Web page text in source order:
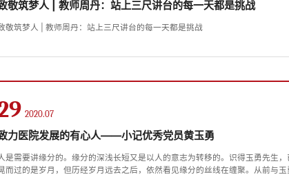
敬筑梦人 | 教师周丹：站上三尺讲台的每一天都是挑战
敬筑梦人 | 教师周丹：站上三尺讲台的每一天都是挑战
2020.07
力医院发展的有心人——小记优秀党员黄玉勇
是需要讲缘分的。缘分的深浅长短又是以人的意志为转移的。识得玉勇先生
而过的是岁月，但历经岁月远去之后，依然看见缘分的丝线在缠聚。从前与玉